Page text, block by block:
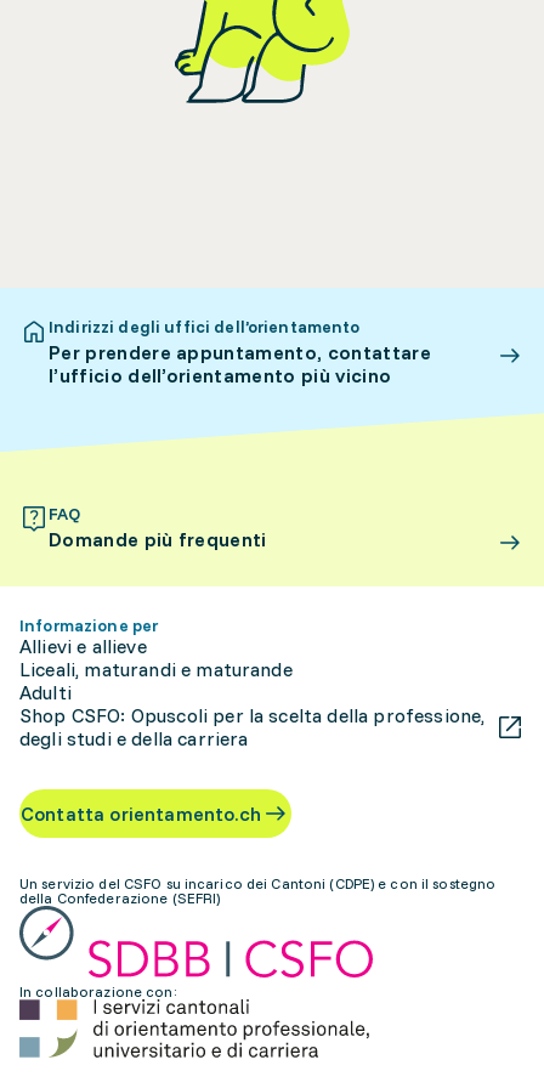
Indirizzi degli uffici dell’orientamento
Per prendere appuntamento, contattare
l’ufficio dell’orientamento più vicino
FAQ
Domande più frequenti
Informazione per
Allievi e allieve
Liceali, maturandi e maturande
Adulti
Shop CSFO: Opuscoli per la scelta della professione,
degli studi e della carriera
Contatta orientamento.ch
Un servizio del CSFO su incarico dei Cantoni (CDPE) e con il sostegno
della Confederazione (SEFRI)
In collaborazione con: